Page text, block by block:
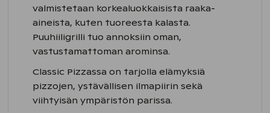
valmistetaan korkealuokkaisista raaka-
aineista, kuten tuoreesta kalasta.
Puuhiiligrilli tuo annoksiin oman,
vastustamattoman arominsa.
Classic Pizzassa on tarjolla elämyksiä
pizzojen, ystävällisen ilmapiirin sekä
viihtyisän ympäristön parissa.